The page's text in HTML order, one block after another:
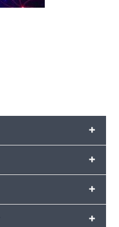
+
+
+
+